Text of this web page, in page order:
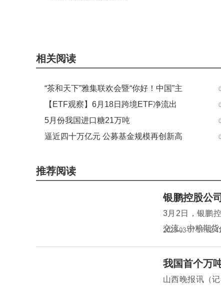
相关阅读
“茶和天下”雅集联欢会暨“你好！中国”主
题活动在安曼举办-报道
【ETF观察】6月18日跨境ETF净流出
10.67亿元
5月份我国进口糖21万吨
逼近四十万亿元 公募基金规模再创新高
推荐阅读
银鹏控股公
3月2日，银鹏
交流。中粮期
2023-03-07
我国首个万
山西晚报讯（